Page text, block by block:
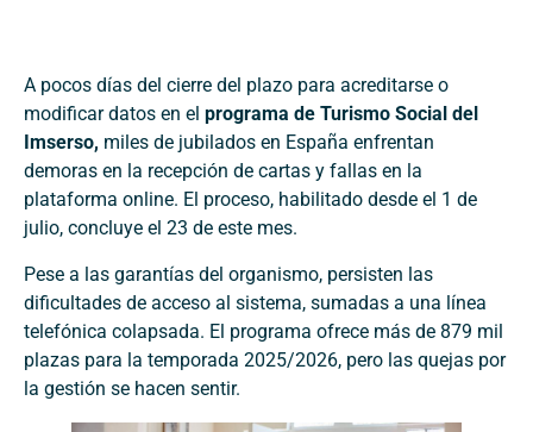
A pocos días del cierre del plazo para acreditarse o
modificar datos en el programa de Turismo Social del
Imserso, miles de jubilados en España enfrentan
demoras en la recepción de cartas y fallas en la
plataforma online. El proceso, habilitado desde el 1 de
julio, concluye el 23 de este mes.
Pese a las garantías del organismo, persisten las
dificultades de acceso al sistema, sumadas a una línea
telefónica colapsada. El programa ofrece más de 879 mil
plazas para la temporada 2025/2026, pero las quejas por
la gestión se hacen sentir.